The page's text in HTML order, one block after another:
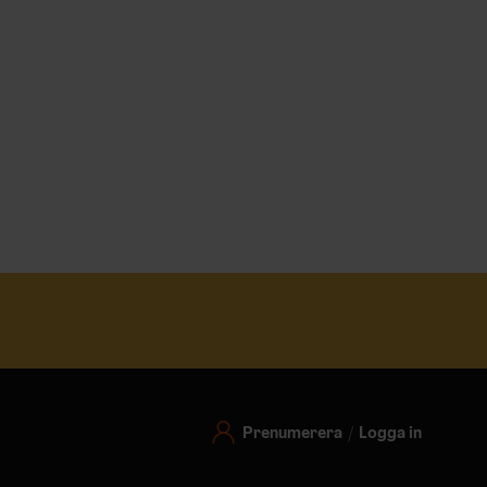
Prenumerera Logga in